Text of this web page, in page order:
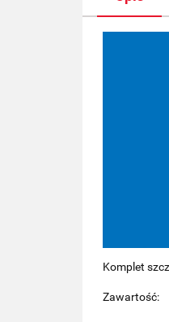
Komplet
Zawartość: